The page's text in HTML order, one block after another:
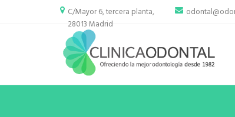
C/Mayor 6, tercera planta,
28013 Madrid